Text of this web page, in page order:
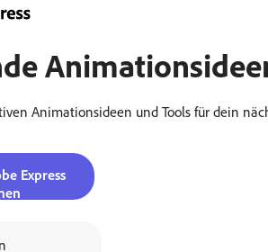
Animationsideen und Tools für dein
Express